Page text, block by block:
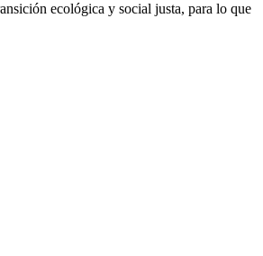
ecológica y social justa, para lo que